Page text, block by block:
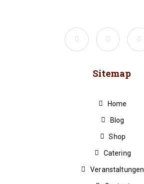
Sitemap
Home
Blog
Shop
Catering
Veranstaltungen